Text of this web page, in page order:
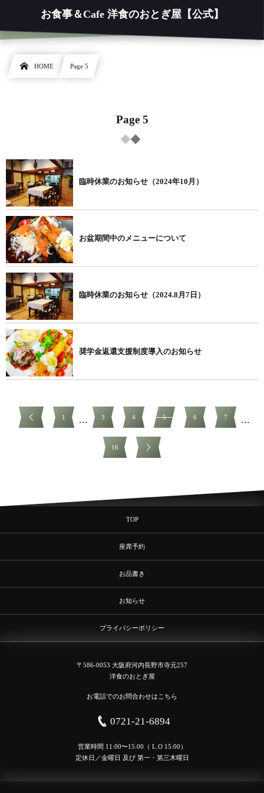
お食事＆Cafe 洋食のおとぎ屋【公式】
HOME Page 5
Page 5
臨時休業のお知らせ（2024年10月）
お盆期間中のメニューについて
臨時休業のお知らせ（2024.8月7日）
奨学金返還支援制度導入のお知らせ
1 ... 3 4 5 6 7 ...
16
TOP
座席予約
お品書き
お知らせ
プライバシーポリシー
〒586-0053 大阪府河内長野市寺元257
洋食のおとぎ屋
お電話でのお問合わせはこちら
0721-21-6894
営業時間 11:00〜15:00（ L.O 15:00）
定休日／金曜日 及び 第一・第三木曜日